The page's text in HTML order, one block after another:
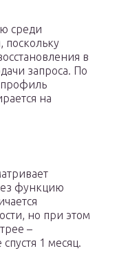
среди
поскольку
в
запроса. По
профиль
на
функцию
но при этом
–
1 месяц.